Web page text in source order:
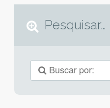
Pesquisar…